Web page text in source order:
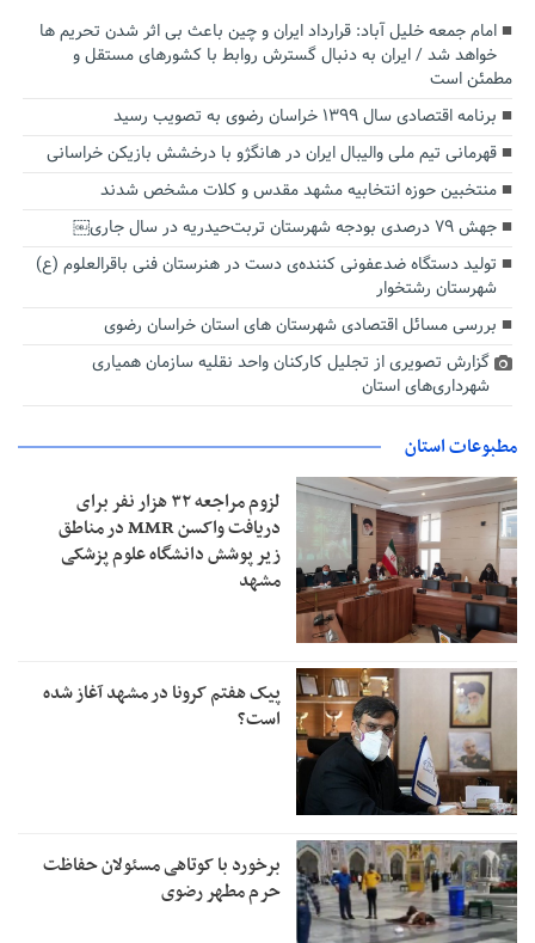
امام جمعه خلیل آباد: قرارداد ایران و چین باعث بی اثر شدن تحریم ها
خواهد شد / ایران به دنبال گسترش روابط با کشورهای مستقل و
مطمئن است
برنامه اقتصادی سال ۱۳۹۹ خراسان رضوی به تصویب رسید
قهرمانی تیم ملی والیبال ایران در هانگژو با درخشش بازیکن خراسانی
منتخبین حوزه انتخابیه مشهد مقدس و کلات مشخص شدند
جهش ۷۹ درصدی بودجه شهرستان تربت‌حیدریه در سال جاری￼
تولید دستگاه ضدعفونی کننده‌ی دست در هنرستان فنی باقرالعلوم (ع)
شهرستان رشتخوار
بررسی مسائل اقتصادی شهرستان های استان خراسان رضوی
گزارش تصویری از تجلیل کارکنان واحد نقلیه سازمان همیاری
شهرداری‌های استان
مطبوعات استان
لزوم مراجعه ۳۲ هزار نفر برای
دریافت واکسن MMR در مناطق
زیر پوشش دانشگاه علوم پزشکی
مشهد
پیک هفتم کرونا در مشهد آغاز شده
است؟
برخورد با کوتاهی مسئولان حفاظت
حرم مطهر رضوی